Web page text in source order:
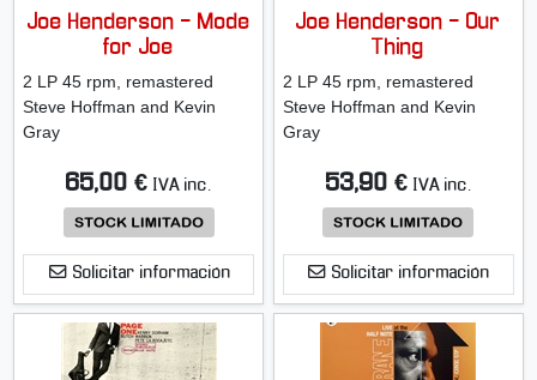
Joe Henderson - Mode
for Joe
2 LP 45 rpm, remastered
Steve Hoffman and Kevin
Gray
65,00 € IVA inc.
Solicitar información
Joe Henderson - Our
Thing
2 LP 45 rpm, remastered
Steve Hoffman and Kevin
Gray
53,90 € IVA inc.
Solicitar información